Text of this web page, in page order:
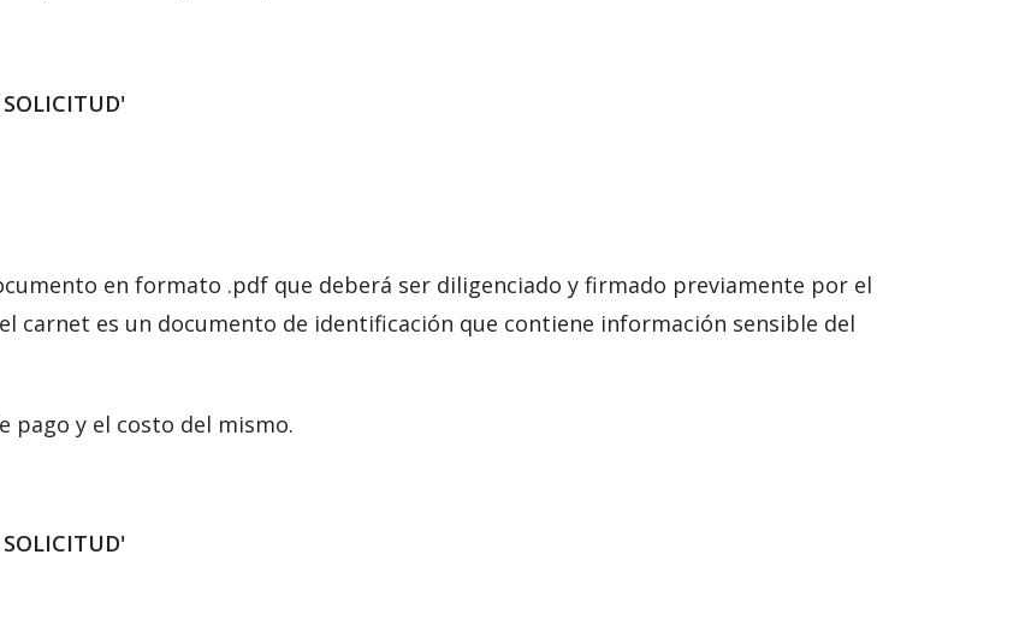
en formato .pdf que deberá ser diligenciado y firmado previamente por el
carnet es un documento de identificación que contiene información sensible del
pago y el costo del mismo.